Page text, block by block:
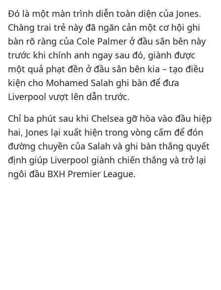
Đó là một màn trình diễn toàn diện của Jones.
Chàng trai trẻ này đã ngăn cản một cơ hội ghi
bàn rõ ràng của Cole Palmer ở đầu sân bên này
trước khi chính anh ngay sau đó, giành được
một quả phạt đền ở đầu sân bên kia – tạo điều
kiện cho Mohamed Salah ghi bàn để đưa
Liverpool vượt lên dẫn trước.
Chỉ ba phút sau khi Chelsea gỡ hòa vào đầu hiệp
hai, Jones lại xuất hiện trong vòng cấm để đón
đường chuyền của Salah và ghi bàn thắng quyết
định giúp Liverpool giành chiến thắng và trở lại
ngôi đầu BXH Premier League.